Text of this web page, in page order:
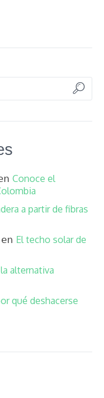
Conoce el
a partir de fibras
en El techo solar de
alternativa
qué deshacerse